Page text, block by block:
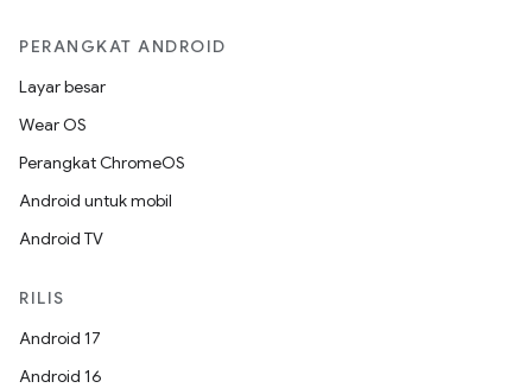
PERANGKAT ANDROID
Layar besar
Wear OS
Perangkat ChromeOS
Android untuk mobil
Android TV
RILIS
Android 17
Android 16